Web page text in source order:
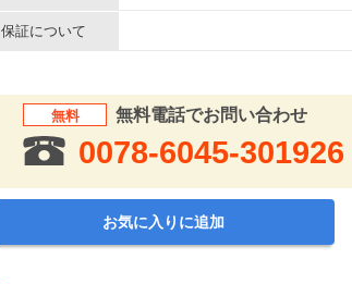
保証について
無料 無料電話でお問い合わせ
0078-6045-301926
お気に入りに追加